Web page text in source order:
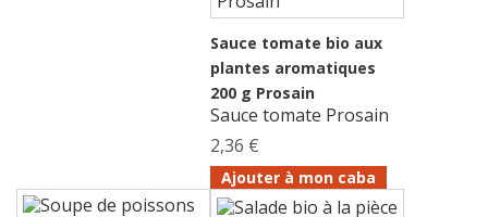
Sauce tomate bio aux
plantes aromatiques
200 g Prosain
Sauce tomate Prosain
2,36 €
Ajouter à mon caba